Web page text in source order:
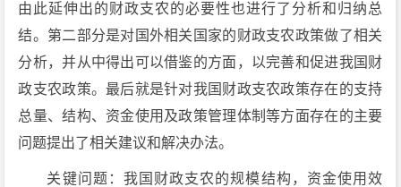
由此延伸出的财政支农的必要性也进行了分析和归纳总
结。第二部分是对国外相关国家的财政支农政策做了相关
分析，并从中得出可以借鉴的方面，以完善和促进我国财
政支农政策。最后就是针对我国财政支农政策存在的支持
总量、结构、资金使用及政策管理体制等方面存在的主要
问题提出了相关建议和解决办法。
关键问题：我国财政支农的规模结构，资金使用效